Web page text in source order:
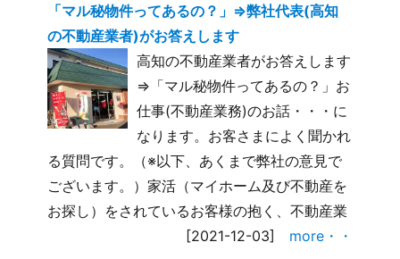
「マル秘物件ってあるの？」⇒弊社代表(高知
の不動産業者)がお答えします
高知の不動産業者がお答えします
⇒「マル秘物件ってあるの？」お
仕事(不動産業務)のお話・・・に
なります。お客さまによく聞かれ
る質問です。（※以下、あくまで弊社の意見で
ございます。）家活（マイホーム及び不動産を
お探し）をされているお客様の抱く、不動産業
[2021-12-03] more・・